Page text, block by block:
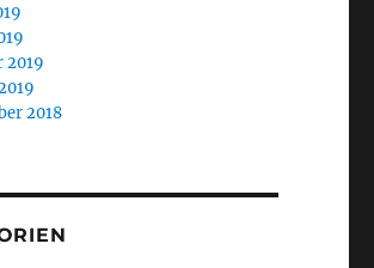
2019
2018